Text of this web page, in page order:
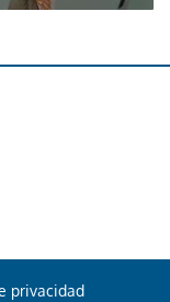
privacidad